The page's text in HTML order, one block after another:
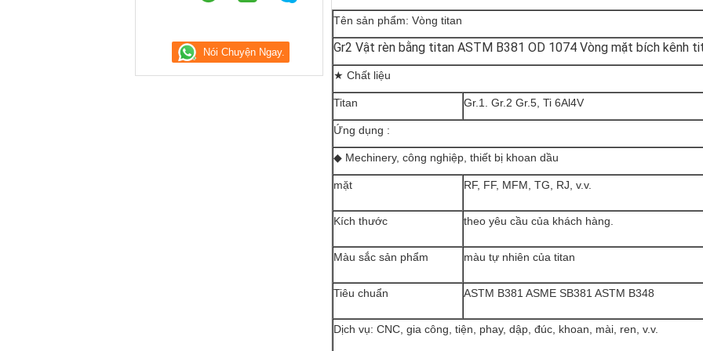
Tên sản phẩm: Vòng titan
Gr2 Vật rèn bằng titan ASTM B381 OD 1074 Vòng mặt bích kênh
★ Chất liệu
Titan Gr.1. Gr.2 Gr.5, Ti 6Al4V
Ứng dụng :
◆ Mechinery, công nghiệp, thiết bị khoan dầu
mặt RF, FF, MFM, TG, RJ, v.v.
Kích thước theo yêu cầu của khách hàng.
Màu sắc sản phẩm màu tự nhiên của titan
Tiêu chuẩn ASTM B381 ASME SB381 ASTM B348
Dịch vụ: CNC, gia công, tiện, phay, dập, đúc, khoan, mài, ren, v.v.